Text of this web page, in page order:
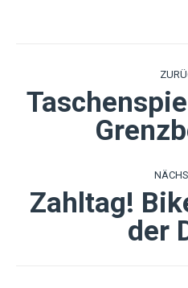
Zahltag!
der